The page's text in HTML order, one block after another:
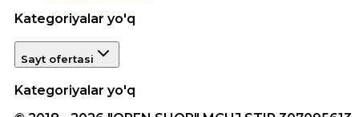
Kategoriyalar yo'q
Sayt ofertasi
Kategoriyalar yo'q